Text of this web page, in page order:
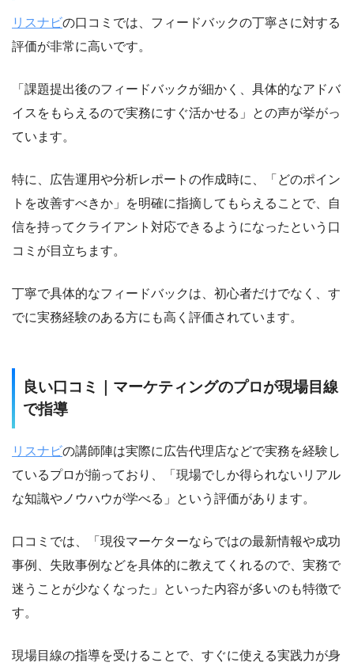
リスナビの口コミでは、フィードバックの丁寧さに対する
評価が非常に高いです。
「課題提出後のフィードバックが細かく、具体的なアドバ
イスをもらえるので実務にすぐ活かせる」との声が挙がっ
ています。
特に、広告運用や分析レポートの作成時に、「どのポイン
トを改善すべきか」を明確に指摘してもらえることで、自
信を持ってクライアント対応できるようになったという口
コミが目立ちます。
丁寧で具体的なフィードバックは、初心者だけでなく、す
でに実務経験のある方にも高く評価されています。
良い口コミ｜マーケティングのプロが現場目線
で指導
リスナビの講師陣は実際に広告代理店などで実務を経験し
ているプロが揃っており、「現場でしか得られないリアル
な知識やノウハウが学べる」という評価があります。
口コミでは、「現役マーケターならではの最新情報や成功
事例、失敗事例などを具体的に教えてくれるので、実務で
迷うことが少なくなった」といった内容が多いのも特徴で
す。
現場目線の指導を受けることで、すぐに使える実践力が身